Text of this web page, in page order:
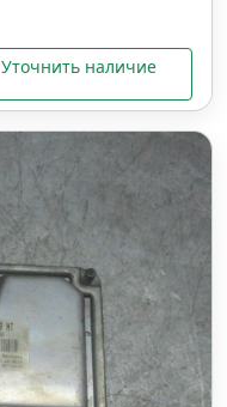
Уточнить наличие